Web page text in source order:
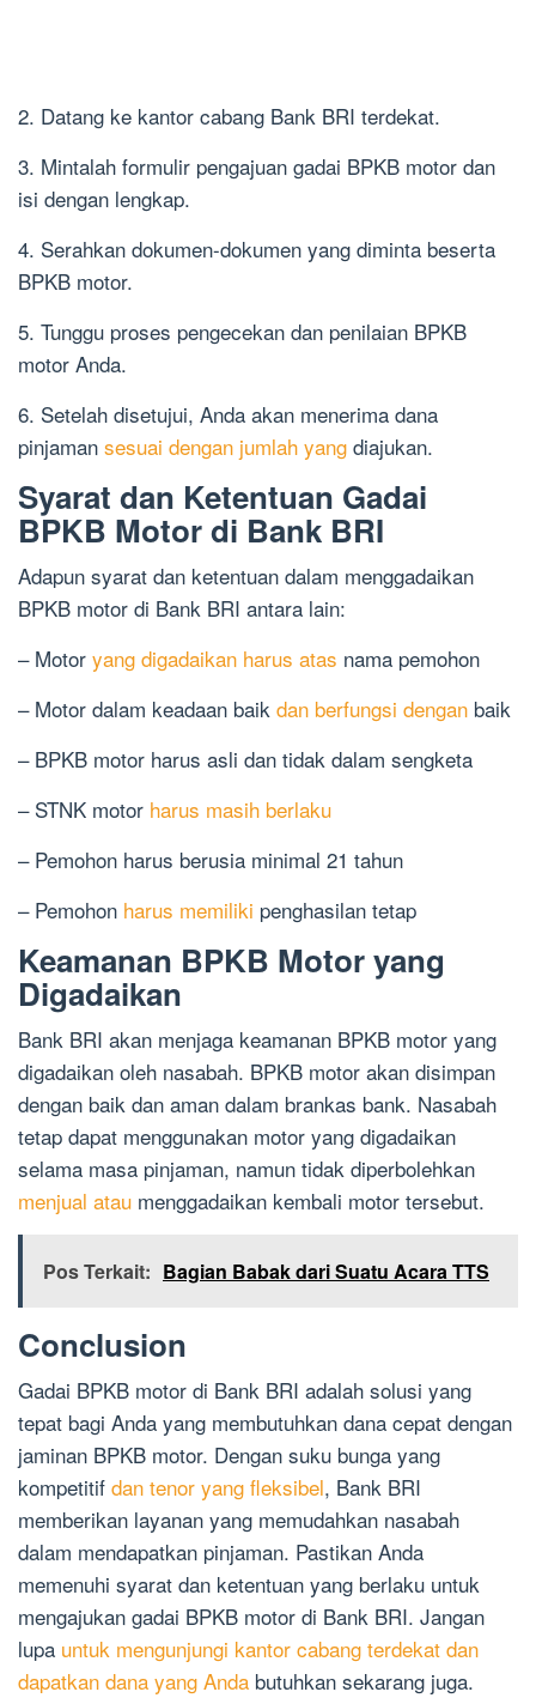
2. Datang ke kantor cabang Bank BRI terdekat.
3. Mintalah formulir pengajuan gadai BPKB motor dan
isi dengan lengkap.
4. Serahkan dokumen-dokumen yang diminta beserta
BPKB motor.
5. Tunggu proses pengecekan dan penilaian BPKB
motor Anda.
6. Setelah disetujui, Anda akan menerima dana
pinjaman sesuai dengan jumlah yang diajukan.
Syarat dan Ketentuan Gadai
BPKB Motor di Bank BRI
Adapun syarat dan ketentuan dalam menggadaikan
BPKB motor di Bank BRI antara lain:
– Motor yang digadaikan harus atas nama pemohon
– Motor dalam keadaan baik dan berfungsi dengan baik
– BPKB motor harus asli dan tidak dalam sengketa
– STNK motor harus masih berlaku
– Pemohon harus berusia minimal 21 tahun
– Pemohon harus memiliki penghasilan tetap
Keamanan BPKB Motor yang
Digadaikan
Bank BRI akan menjaga keamanan BPKB motor yang
digadaikan oleh nasabah. BPKB motor akan disimpan
dengan baik dan aman dalam brankas bank. Nasabah
tetap dapat menggunakan motor yang digadaikan
selama masa pinjaman, namun tidak diperbolehkan
menjual atau menggadaikan kembali motor tersebut.
Pos Terkait: Bagian Babak dari Suatu Acara TTS
Conclusion
Gadai BPKB motor di Bank BRI adalah solusi yang
tepat bagi Anda yang membutuhkan dana cepat dengan
jaminan BPKB motor. Dengan suku bunga yang
kompetitif dan tenor yang fleksibel, Bank BRI
memberikan layanan yang memudahkan nasabah
dalam mendapatkan pinjaman. Pastikan Anda
memenuhi syarat dan ketentuan yang berlaku untuk
mengajukan gadai BPKB motor di Bank BRI. Jangan
lupa untuk mengunjungi kantor cabang terdekat dan
dapatkan dana yang Anda butuhkan sekarang juga.